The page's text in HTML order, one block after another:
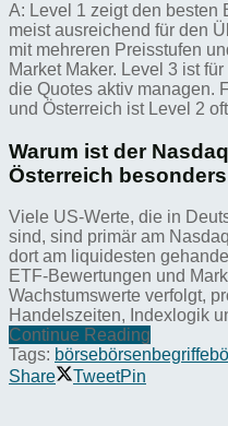
A: Level 1 zeigt den besten
meist ausreichend für den
mit mehreren Preisstufen
Market Maker. Level 3 ist
die Quotes aktiv managen.
und Österreich ist Level 2
Warum ist der
Österreich
Viele US-Werte, die in
sind, sind primär am
dort am liquidesten
ETF-Bewertungen und
Wachstumswerte verfolgt,
Handelszeiten, Indexlogik
Continue Reading
Tags: börsebörsenbegriffe
Share
TweetPin